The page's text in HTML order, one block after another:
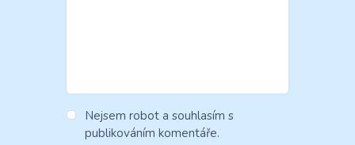
Nejsem robot a souhlasím s
publikováním komentáře.